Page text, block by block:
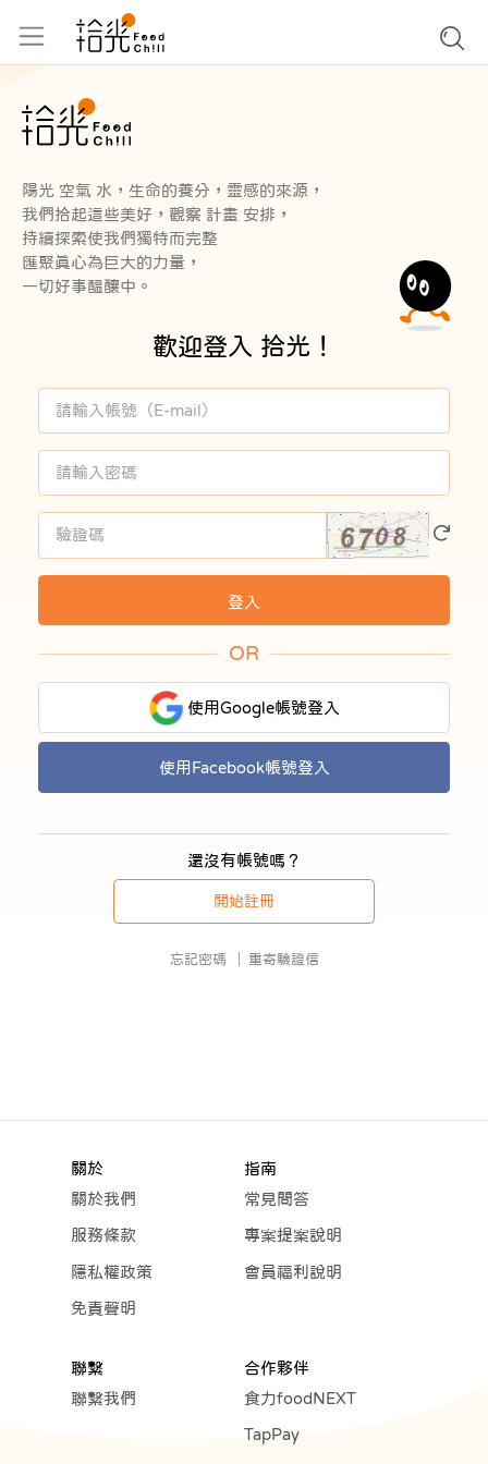
陽光 空氣 水，生命的養分，靈感的來源，
我們拾起這些美好，觀察 計畫 安排，
持續探索使我們獨特而完整
匯聚真心為巨大的力量，
一切好事醞釀中。
歡迎登入 拾光！
OR
使用Google帳號登入
使用Facebook帳號登入
還沒有帳號嗎？
開始註冊
忘記密碼 重寄驗證信
關於
關於我們
服務條款
隱私權政策
免責聲明
指南
常見問答
專案提案說明
會員福利說明
聯繫
聯繫我們
合作夥伴
食力foodNEXT
TapPay